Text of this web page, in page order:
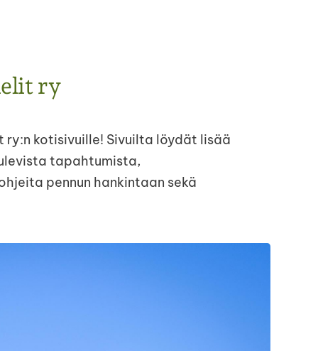
ry
kotisivuille! Sivuilta löydät lisää
tapahtumista,
pennun hankintaan sekä